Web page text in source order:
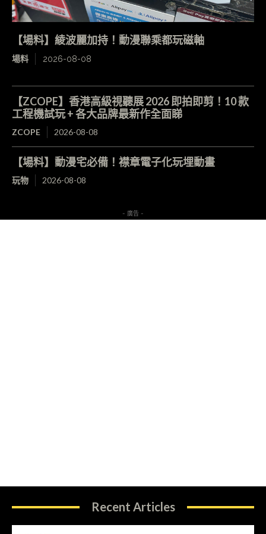
【場料】綾波麗加持！動漫聯乘都玩磁軸
場料 2026-08-08
【ZCOPE】香港高級視聽展 2026 即拍即剪！10 款
工程機試玩 + 各大品牌最新作全面睇
ZCOPE 2026-08-08
【場料】動漫宅必備！襟章電子化玩埋動畫
玩物 2026-08-08
- 廣告 -
Recent Articles